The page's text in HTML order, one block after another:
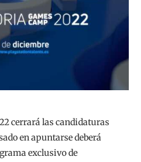
cerrará las candidaturas
en apuntarse deberá
exclusivo de